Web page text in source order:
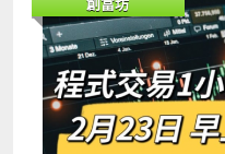
方法 4.如何快速將pine
本 5.如何快速學懂用
易策略autotrade 6.期指
69091306 或電郵